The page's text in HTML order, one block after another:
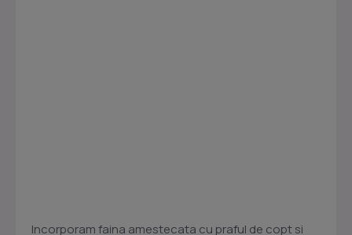
Incorporam faina amestecata cu praful de copt si